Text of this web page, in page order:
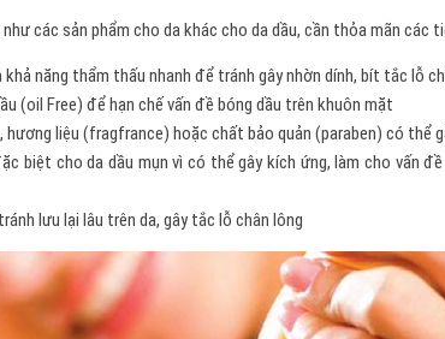
các sản phẩm cho da khác cho da dầu, cần thỏa mãn các
năng thẩm thấu nhanh để tránh gây nhờn dính, bít tắc lỗ
(oil Free) để hạn chế vấn đề bóng dầu trên khuôn mặt
hương liệu (fragfrance) hoặc chất bảo quản (paraben) có thể
biệt cho da dầu mụn vì có thể gây kích ứng, làm cho vấn
lưu lại lâu trên da, gây tắc lỗ chân lông